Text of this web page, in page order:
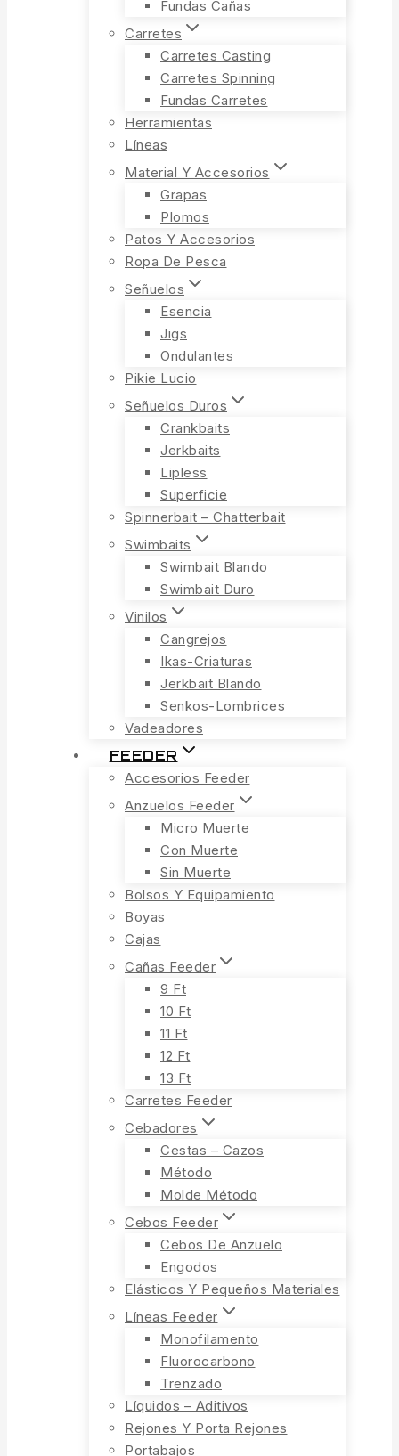
Fundas Cañas
Carretes
Carretes Casting
Carretes Spinning
Fundas Carretes
Herramientas
Líneas
Material Y Accesorios
Grapas
Plomos
Patos Y Accesorios
Ropa De Pesca
Señuelos
Esencia
Jigs
Ondulantes
Pikie Lucio
Señuelos Duros
Crankbaits
Jerkbaits
Lipless
Superficie
Spinnerbait – Chatterbait
Swimbaits
Swimbait Blando
Swimbait Duro
Vinilos
Cangrejos
Ikas-Criaturas
Jerkbait Blando
Senkos-Lombrices
Vadeadores
FEEDER
Accesorios Feeder
Anzuelos Feeder
Micro Muerte
Con Muerte
Sin Muerte
Bolsos Y Equipamiento
Boyas
Cajas
Cañas Feeder
9 Ft
10 Ft
11 Ft
12 Ft
13 Ft
Carretes Feeder
Cebadores
Cestas – Cazos
Método
Molde Método
Cebos Feeder
Cebos De Anzuelo
Engodos
Elásticos Y Pequeños Materiales
Líneas Feeder
Monofilamento
Fluorocarbono
Trenzado
Líquidos – Aditivos
Rejones Y Porta Rejones
Portabajos